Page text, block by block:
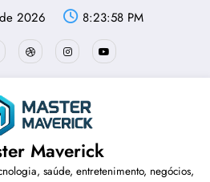
2026 8:23:58 PM
Maverick
saúde, entretenimento, negócios,